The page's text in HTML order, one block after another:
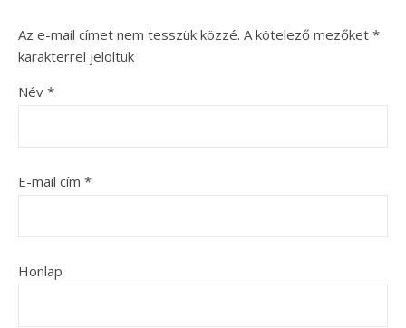
Az e-mail címet nem tesszük közzé. A kötelező mezőket *
karakterrel jelöltük
Név *
E-mail cím *
Honlap